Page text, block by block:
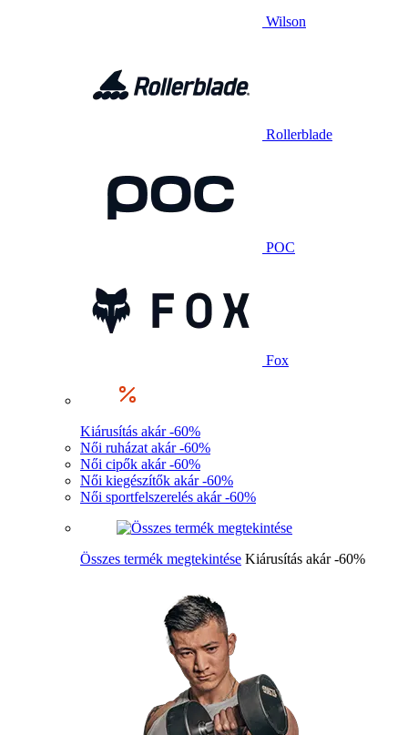
Wilson
Rollerblade
POC
Fox
Kiárusítás akár -60%
Női ruházat akár -60%
Női cipők akár -60%
Női kiegészítők akár -60%
Női sportfelszerelés akár -60%
Összes termék megtekintése Kiárusítás akár -60%